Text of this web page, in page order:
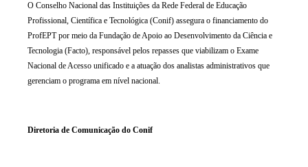
O Conselho Nacional das Instituições da Rede Federal de Educação
Profissional, Científica e Tecnológica (Conif) assegura o financiamento do
ProfEPT por meio da Fundação de Apoio ao Desenvolvimento da Ciência e
Tecnologia (Facto), responsável pelos repasses que viabilizam o Exame
Nacional de Acesso unificado e a atuação dos analistas administrativos que
gerenciam o programa em nível nacional.
Diretoria de Comunicação do Conif